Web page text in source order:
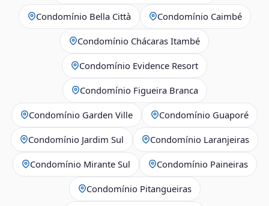
Condomínio Bella Città Condomínio Caimbé
Condomínio Chácaras Itambé
Condomínio Evidence Resort
Condomínio Figueira Branca
Condomínio Garden Ville Condomínio Guaporé
Condomínio Jardim Sul Condomínio Laranjeiras
Condomínio Mirante Sul Condomínio Paineiras
Condomínio Pitangueiras